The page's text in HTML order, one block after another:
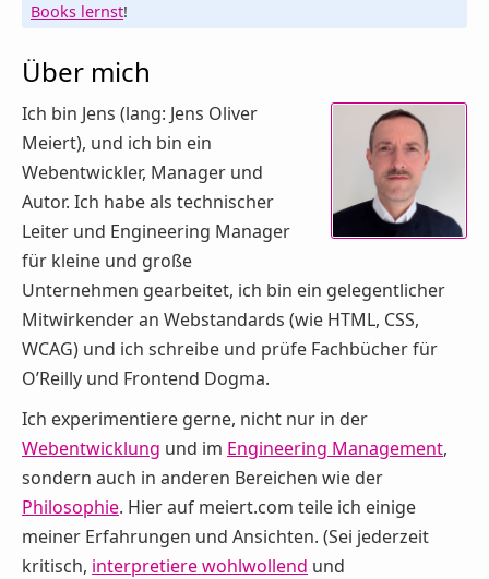
Books lernst!
Über mich
Ich bin Jens (lang: Jens Oliver
Meiert), und ich bin ein
Webentwickler, Manager und
Autor. Ich habe als technischer
Leiter und Engineering Manager
für kleine und große
Unternehmen gearbeitet, ich bin ein gelegentlicher
Mitwirkender an Webstandards (wie HTML, CSS,
WCAG) und ich schreibe und prüfe Fachbücher für
O’Reilly und Frontend Dogma.
Ich experimentiere gerne, nicht nur in der
Webentwicklung und im Engineering Management,
sondern auch in anderen Bereichen wie der
Philosophie. Hier auf meiert.com teile ich einige
meiner Erfahrungen und Ansichten. (Sei jederzeit
kritisch, interpretiere wohlwollend und